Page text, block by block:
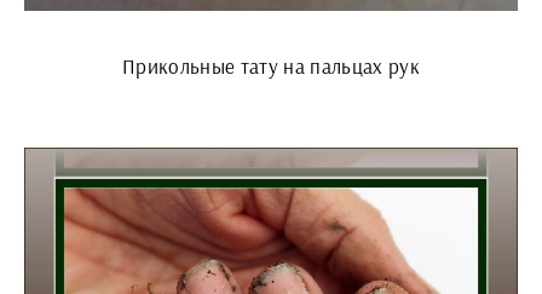
Прикольные тату на пальцах рук